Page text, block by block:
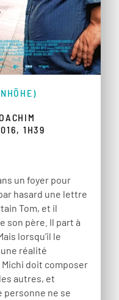
1H39
un foyer pour
hasard une lettre
Tom, et il
son père. Il part à
lorsqu’il le
réalité
doit composer
autres, et
personne ne se